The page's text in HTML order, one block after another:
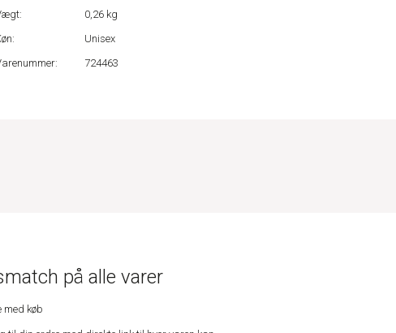
0,26 kg
Unisex
724463
på alle varer
køb